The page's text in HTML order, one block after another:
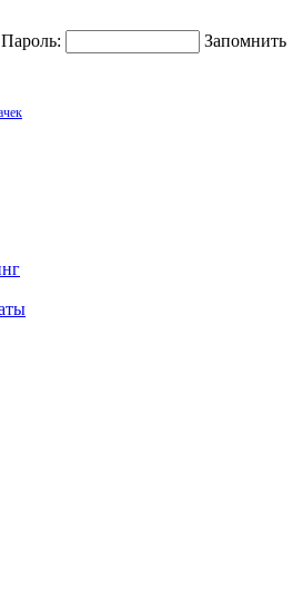
Пароль: Запомнить